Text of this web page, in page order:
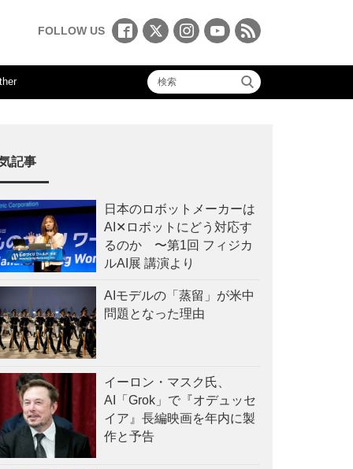
FOLLOW US
記事
日本のロボットメーカーは
AI✕ロボットにどう対応す
るのか 〜第1回 フィジカ
ルAI展 講演より
AIモデルの「蒸留」が米中
問題となった理由
イーロン・マスク氏、
AI「Grok」で『オデュッセ
イア』長編映画を年内に製
作と予告